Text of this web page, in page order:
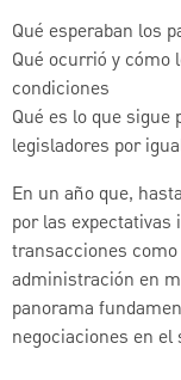
Qué esperaban los
Qué ocurrió y cómo
condiciones
Qué es lo que
legisladores por
En un año que,
por las
transacciones
administración en
panorama
negociaciones en